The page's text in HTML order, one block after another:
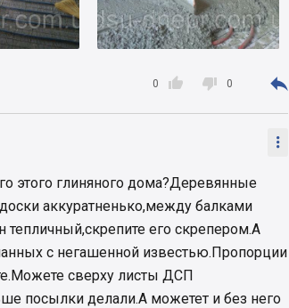

0  0 

этого глиняного дома?Деревянные
аккуратненько,между балками
его скрепером.А
с негашенной известью.Пропорции
сверху листы ДСП
посылки делали.А можетет и без него